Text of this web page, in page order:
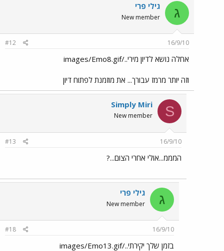
ג גילי פרי
New member
16/9/10
#12
אחלה נושא לדיון מירי../images/Emo8.gif
וזה יותר מרמז עבורך... את מוזמנת לפתוח דיון
S
Simply Miri
New member
16/9/10
#13
המממ...אולי אחרי הצום...?
ג גילי פרי
New member
16/9/10
#18
בזמן שלך יקירתי../images/Emo13.gif